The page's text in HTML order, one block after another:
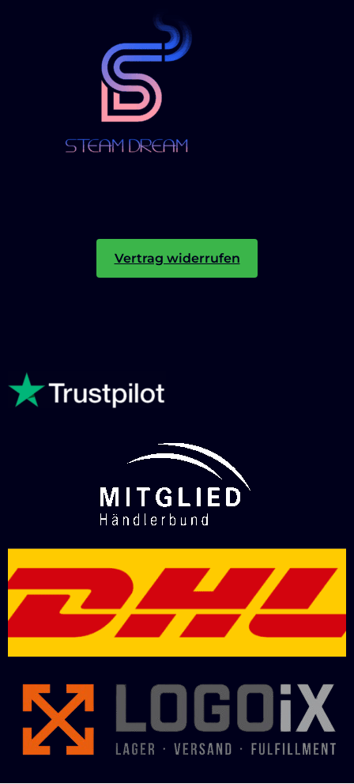
Vertrag widerrufen